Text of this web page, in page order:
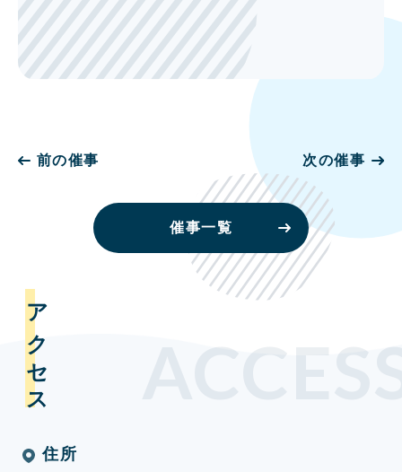
前の催事 次の催事
催事一覧
アクセス
住所